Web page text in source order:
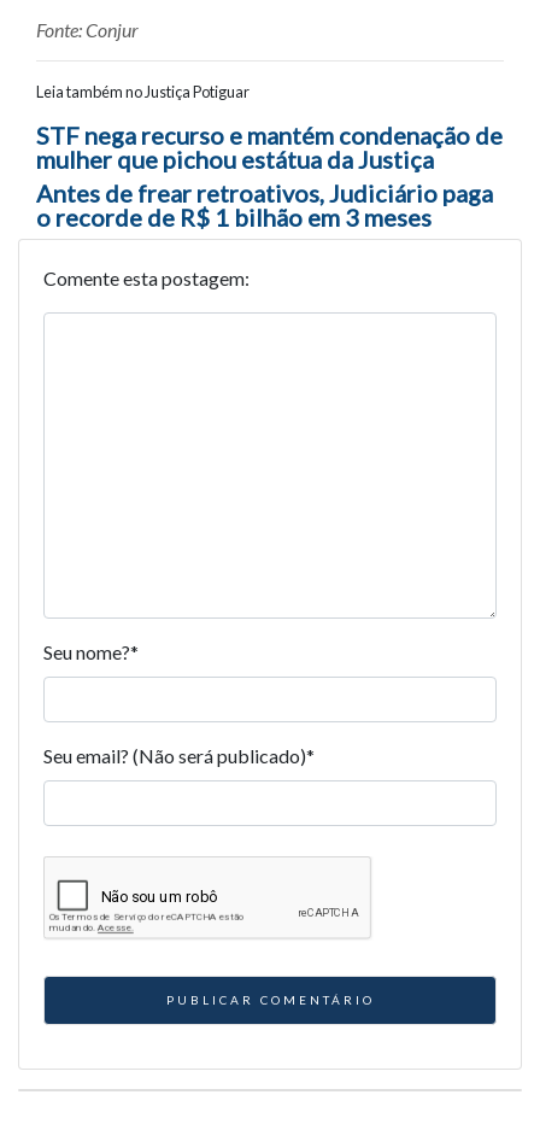
Fonte: Conjur
Leia também no Justiça Potiguar
Navegação entre posts
STF nega recurso e mantém condenação de
mulher que pichou estátua da Justiça
Antes de frear retroativos, Judiciário paga
o recorde de R$ 1 bilhão em 3 meses
Comente esta postagem:
Seu nome?*
Seu email? (Não será publicado)*